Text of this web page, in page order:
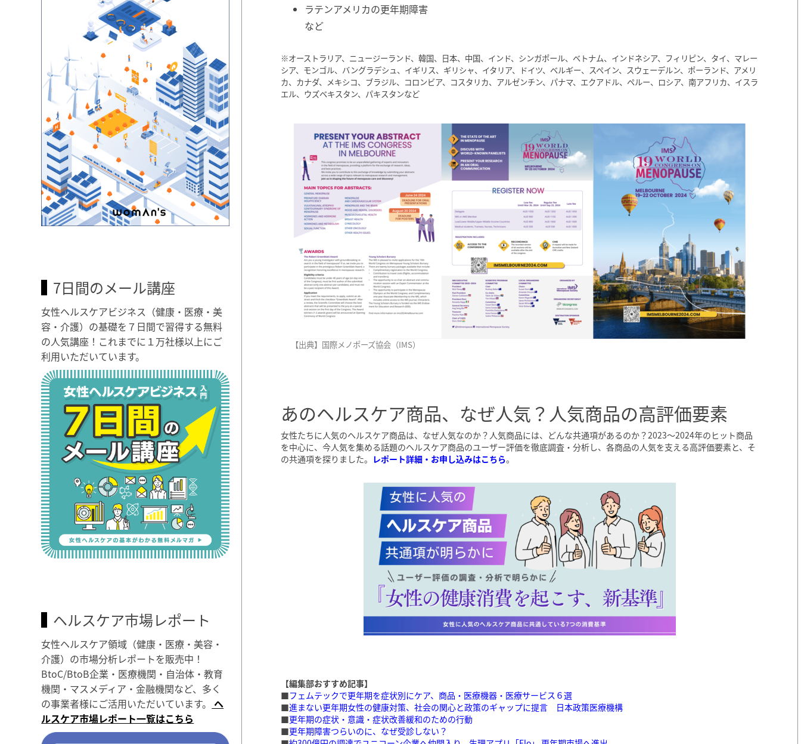
ラテンアメリカの更年期障害
など
※オーストラリア、ニュージーランド、韓国、日本、中国、インド、シンガポール、ベトナム、インドネシア、フィリピン、タイ、マレー
シア、モンゴル、バングラデシュ、イギリス、ギリシャ、イタリア、ドイツ、ベルギー、スペイン、スウェーデルン、ポーランド、アメリ
カ、カナダ、メキシコ、ブラジル、コロンビア、コスタリカ、アルゼンチン、パナマ、エクアドル、ペルー、ロシア、南アフリカ、イスラ
エル、ウズベキスタン、パキスタンなど
【出典】国際メノポーズ協会（IMS）
あのヘルスケア商品、なぜ人気？人気商品の高評価要素
女性たちに人気のヘルスケア商品は、なぜ人気なのか？人気商品には、どんな共通項があるのか？2023〜2024年のヒット商品
を中心に、今人気を集める話題のヘルスケア商品のユーザー評価を徹底調査・分析し、各商品の人気を支える高評価要素と、そ
の共通項を探りました。 レポート詳細・お申し込みはこちら。
【編集部おすすめ記事】
■フェムテックで更年期を症状別にケア、商品・医療機器・医療サービス６選
■進まない更年期女性の健康対策、社会の関心と政策のギャップに提言 日本政策医療機構
■更年期の症状・意識・症状改善緩和のための行動
■更年期障害つらいのに、なぜ受診しない？
7日間のメール講座
女性ヘルスケアビジネス（健康・医療・美
容・介護）の基礎を７日間で習得する無料
の人気講座！これまでに１万社様以上にご
利用いただいています。
ヘルスケア市場レポート
女性ヘルスケア領域（健康・医療・美容・
介護）の市場分析レポートを販売中！
BtoC/BtoB企業・医療機関・自治体・教育
機関・マスメディア・金融機関など、多く
の事業者様にご活用いただいています。 ヘ
ルスケア市場レポート一覧はこちら